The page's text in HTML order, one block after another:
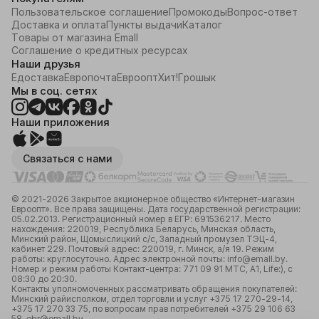
Пользовательское соглашениеПромокодыВопрос-ответ
Доставка и оплатаПункты выдачиКаталог
Товары от магазина Emall
Соглашение о кредитных ресурсах
Наши друзья
ЕдоставкаЕвропочтаЕврооптХит!Грошык
Мы в соц. сетях
Наши приложения
Связаться с нами
© 2021-2026 Закрытое акционерное общество «Интернет-магазин
Евроопт». Все права защищены. Дата государственной регистрации:
05.02.2013. Регистрационный номер в ЕГР: 691536217. Место
нахождения: 220019, Республика Беларусь, Минская область,
Минский район, Щомыслицкий с/с, Западный промузел ТЭЦ-4,
кабинет 229. Почтовый адрес: 220019, г. Минск, а/я 19. Режим
работы: круглосуточно. Адрес электронной почты: info@emall.by.
Номер и режим работы Контакт-центра: 771 09 91 МТС, А1, Life:), с
08:30 до 20:30.
Контакты уполномоченных рассматривать обращения покупателей:
Минский райисполком, отдел торговли и услуг +375 17 270-29-14,
+375 17 270 33 75, по вопросам прав потребителей +375 29 106 63